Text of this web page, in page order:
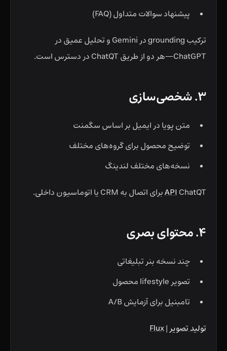
پیشنهاد سوالات متداول (FAQ)
ترکیب grounding در Gemini و تحلیل عمیق در
ChatGPT—هر دو از طریق ChatQT در دسترس است.
۳. شخصی‌سازی
متن پویا در ایمیل بر اساس سگمنت
توضیح محصول برای گروه‌های مختلف
نسخه‌های مختلف لندینگ
APIChatQT برای اتصال به CRM یا اتوماسیون داخلی.
۴. محتوای بصری
چند نسخه بنر تبلیغاتی
تصویر lifestyle محصول
تامبنیل برای آزمایش A/B
تولید تصویر|
Flux